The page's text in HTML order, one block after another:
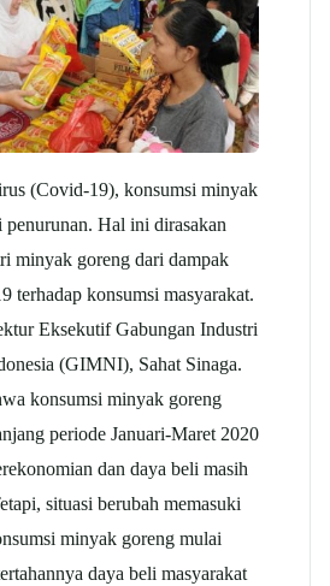
(Covid-19), konsumsi minyak
penurunan. Hal ini dirasakan
minyak goreng dari dampak
terhadap konsumsi masyarakat.
Eksekutif Gabungan Industri
(GIMNI), Sahat Sinaga.
konsumsi minyak goreng
periode Januari-Maret 2020
dan daya beli masih
situasi berubah memasuki
minyak goreng mulai
daya beli masyarakat